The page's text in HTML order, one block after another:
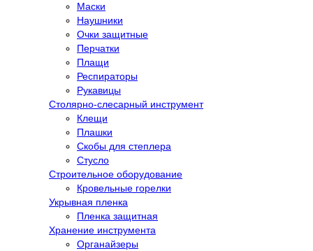
Маски
Наушники
Очки защитные
Перчатки
Плащи
Респираторы
Рукавицы
Столярно-слесарный инструмент
Клещи
Плашки
Скобы для степлера
Стусло
Строительное оборудование
Кровельные горелки
Укрывная пленка
Пленка защитная
Хранение инструмента
Органайзеры